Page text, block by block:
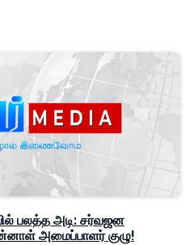
பலத்த அடி: சர்வஜன
அமைப்பாளர் குழு!